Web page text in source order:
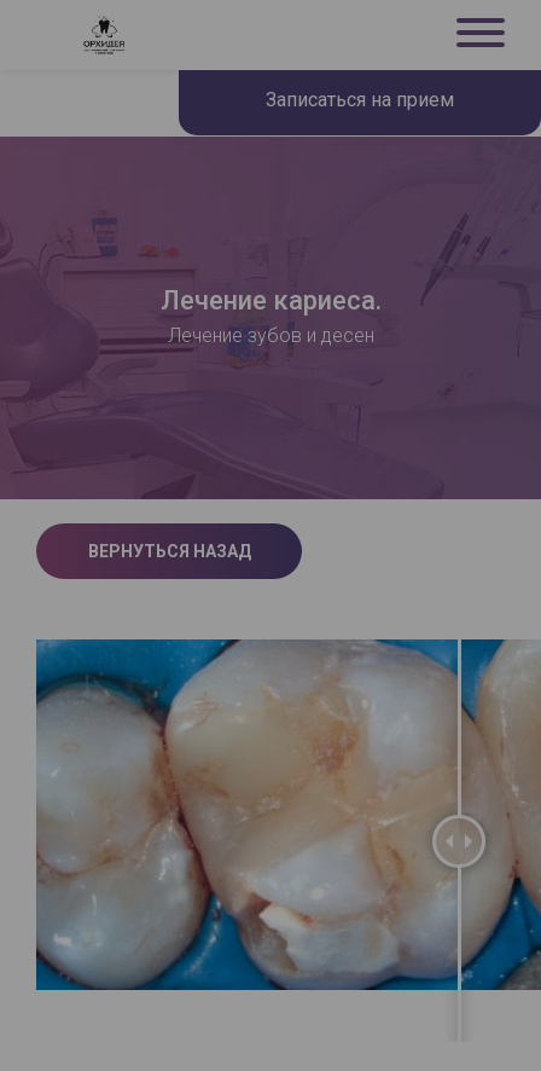
Записаться на прием
Лечение кариеса.
Лечение зубов и десен
ВЕРНУТЬСЯ НАЗАД